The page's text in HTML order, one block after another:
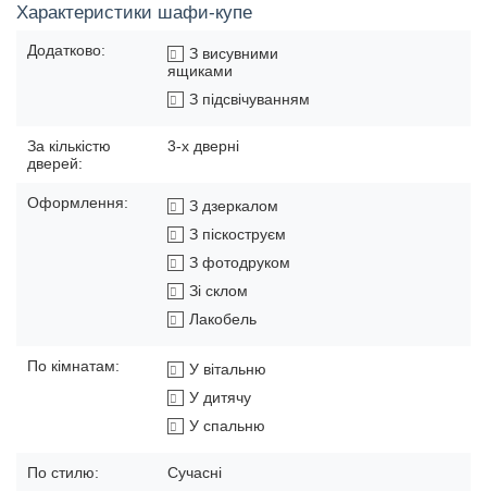
Характеристики шафи-купе
Додатково:
З висувними
ящиками
З підсвічуванням
За кількістю
дверей:
3-х дверні
Оформлення:
З дзеркалом
З піскоструєм
З фотодруком
Зі склом
Лакобель
По кімнатам:
У вітальню
У дитячу
У спальню
По стилю: Сучасні